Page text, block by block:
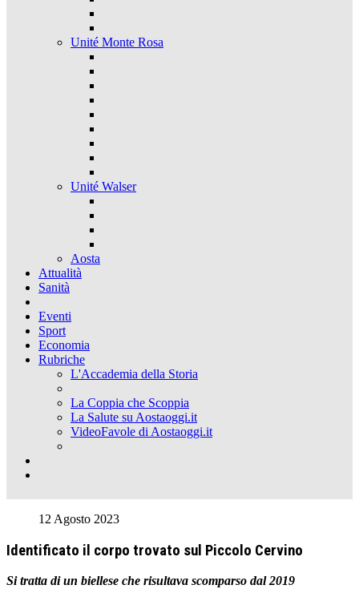
Unité Monte Rosa
Unité Walser
Aosta
Attualità
Sanità
Eventi
Sport
Economia
Rubriche
L'Accademia della Storia
La Coppia che Scoppia
La Salute su Aostaoggi.it
VideoFavole di Aostaoggi.it
12 Agosto 2023
Identificato il corpo trovato sul Piccolo Cervino
Si tratta di un biellese che risultava scomparso dal 2019